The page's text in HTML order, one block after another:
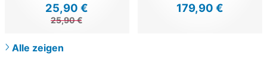
25,90 €
25,90 €
179,90 €
Alle zeigen